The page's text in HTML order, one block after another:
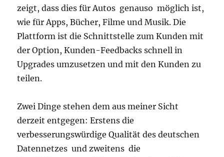
zeigt, dass dies für Autos genauso möglich ist,
wie für Apps, Bücher, Filme und Musik. Die
Plattform ist die Schnittstelle zum Kunden mit
der Option, Kunden-Feedbacks schnell in
Upgrades umzusetzen und mit den Kunden zu
teilen.
Zwei Dinge stehen dem aus meiner Sicht
derzeit entgegen: Erstens die
verbesserungswürdige Qualität des deutschen
Datennetzes und zweitens die